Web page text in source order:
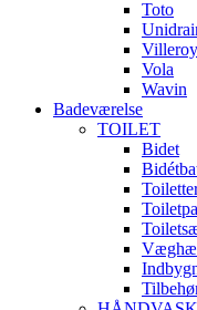
Toto
Vola
Wavin
Badeværelse
TOILET
Bidet